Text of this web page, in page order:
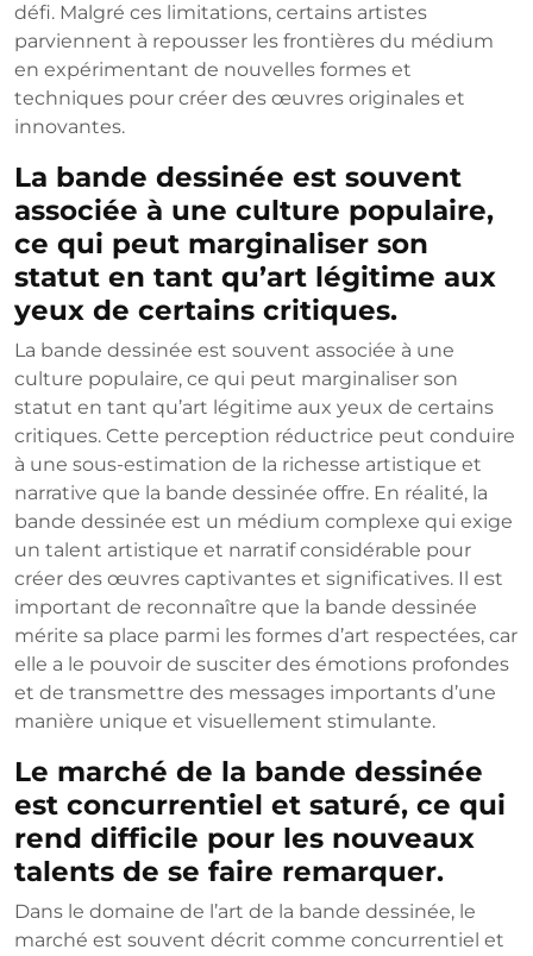
défi. Malgré ces limitations, certains artistes
parviennent à repousser les frontières du médium
en expérimentant de nouvelles formes et
techniques pour créer des œuvres originales et
innovantes.
La bande dessinée est souvent
associée à une culture populaire,
ce qui peut marginaliser son
statut en tant qu’art légitime aux
yeux de certains critiques.
La bande dessinée est souvent associée à une
culture populaire, ce qui peut marginaliser son
statut en tant qu’art légitime aux yeux de certains
critiques. Cette perception réductrice peut conduire
à une sous-estimation de la richesse artistique et
narrative que la bande dessinée offre. En réalité, la
bande dessinée est un médium complexe qui exige
un talent artistique et narratif considérable pour
créer des œuvres captivantes et significatives. Il est
important de reconnaître que la bande dessinée
mérite sa place parmi les formes d’art respectées, car
elle a le pouvoir de susciter des émotions profondes
et de transmettre des messages importants d’une
manière unique et visuellement stimulante.
Le marché de la bande dessinée
est concurrentiel et saturé, ce qui
rend difficile pour les nouveaux
talents de se faire remarquer.
Dans le domaine de l’art de la bande dessinée, le
marché est souvent décrit comme concurrentiel et